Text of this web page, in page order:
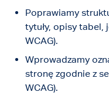
technologiami
Część naszych
dzięki czemu
poprawnie
nie w innym
Wszystkie
działają
nagłą zmianą
Poprawiamy
tytuły, opisy tabel,
WCAG).
Wprowadzamy
stronę zgodnie z
WCAG).